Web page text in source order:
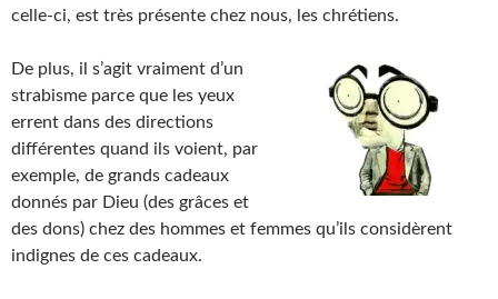
celle-ci, est très présente chez nous, les chrétiens.
De plus, il s’agit vraiment d’un
strabisme parce que les yeux
errent dans des directions
différentes quand ils voient, par
exemple, de grands cadeaux
donnés par Dieu (des grâces et
des dons) chez des hommes et femmes qu’ils considèrent
indignes de ces cadeaux.